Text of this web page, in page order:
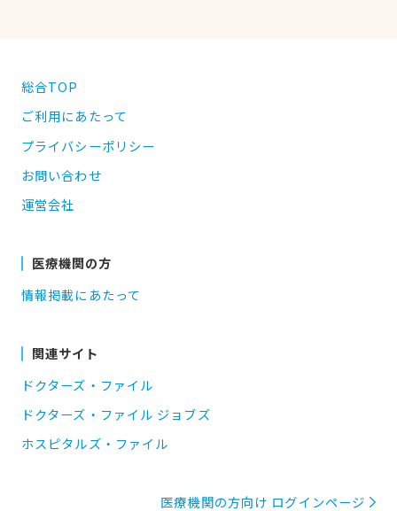
総合TOP
ご利用にあたって
プライバシーポリシー
お問い合わせ
運営会社
医療機関の方
情報掲載にあたって
関連サイト
ドクターズ・ファイル
ドクターズ・ファイル ジョブズ
ホスピタルズ・ファイル
医療機関の方向け ログインページ